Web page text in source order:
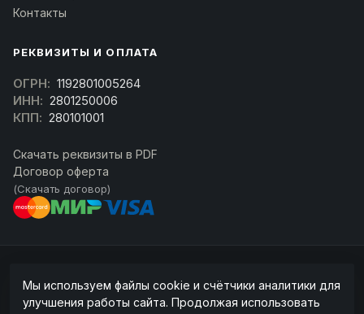
Контакты
РЕКВИЗИТЫ И ОПЛАТА
ОГРН: 1192801005264
ИНН: 2801250006
КПП: 280101001
Скачать реквизиты в PDF
Договор оферта
(Скачать договор)
ссылка на источник обязательна.
Мы используем файлы cookie и счётчики аналитики для
улучшения работы сайта. Продолжая использовать